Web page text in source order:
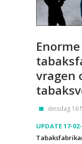
vragen
dinsdag 16
UPDATE 17-